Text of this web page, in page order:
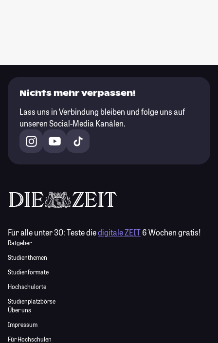
Nichts mehr verpassen!
Lass uns in Verbindung bleiben und folge uns auf
unseren Social-Media Kanälen.
Für alle unter 30:Teste diedigitale ZEIT6 Wochen gratis!
Ratgeber
Studienthemen
Studienformate
Hochschulorte
Studienplatzbörse
Über uns
Impressum
Für Hochschulen